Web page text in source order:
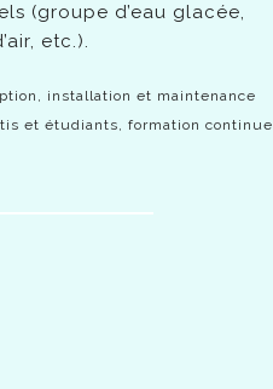
(groupe d’eau glacée,
etc.).
installation et maintenance
et étudiants, formation continue